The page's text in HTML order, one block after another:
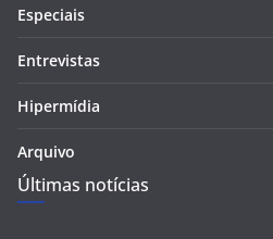
Especiais
Entrevistas
Hipermídia
Arquivo
Últimas notícias